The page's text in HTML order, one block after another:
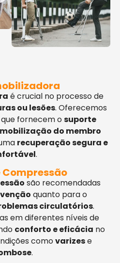
é crucial no processo de
ou lesões. Oferecemos
fornecem osuporte
do membro
recuperação segura e
.
Compressão
são recomendadas
quanto para o
circulatórios.
em diferentes níveis de
conforto e eficácia no
comovarizese
.